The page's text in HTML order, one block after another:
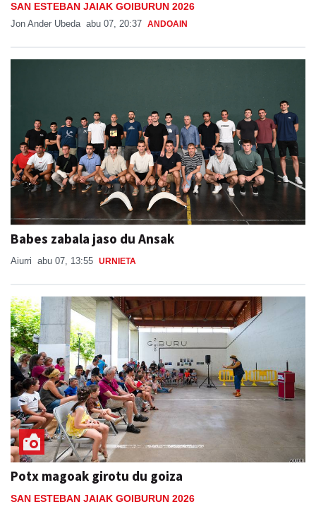
SAN ESTEBAN JAIAK GOIBURUN 2026
Jon Ander Ubeda abu 07, 20:37 ANDOAIN
Babes zabala jaso du Ansak
Aiurri abu 07, 13:55 URNIETA
Potx magoak girotu du goiza
SAN ESTEBAN JAIAK GOIBURUN 2026